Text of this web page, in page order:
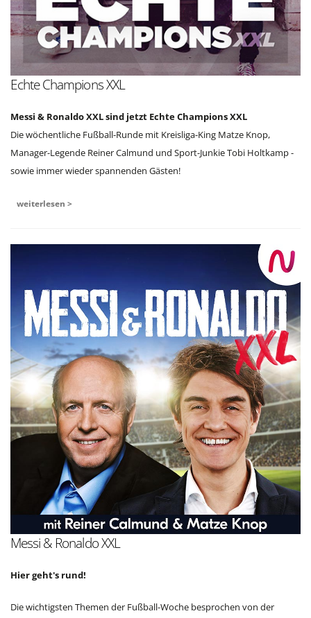
Echte Champions XXL
Messi & Ronaldo XXL sind jetzt Echte Champions XXL
Die wöchentliche Fußball-Runde mit Kreisliga-King Matze Knop,
Manager-Legende Reiner Calmund und Sport-Junkie Tobi Holtkamp -
sowie immer wieder spannenden Gästen!
weiterlesen >
Messi & Ronaldo XXL
Hier geht's rund!
Die wichtigsten Themen der Fußball-Woche besprochen von der